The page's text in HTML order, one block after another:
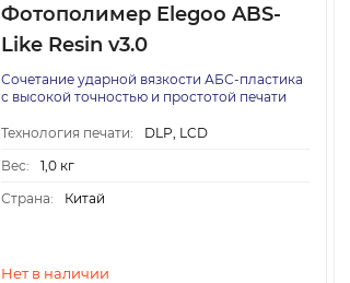
Фотополимер Elegoo ABS-
Like Resin v3.0
Сочетание ударной вязкости АБС-пластика
с высокой точностью и простотой печати
Технология печати:
DLP, LCD
Вес:
1,0 кг
Страна:
Китай
Нет в наличии